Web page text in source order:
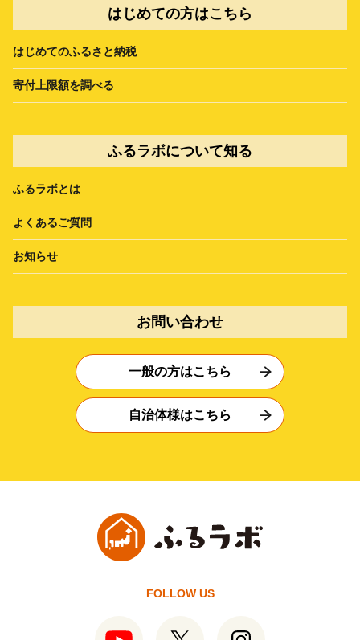
はじめての方はこちら
はじめてのふるさと納税
寄付上限額を調べる
ふるラボについて知る
ふるラボとは
よくあるご質問
お知らせ
お問い合わせ
一般の方はこちら
自治体様はこちら
FOLLOW US